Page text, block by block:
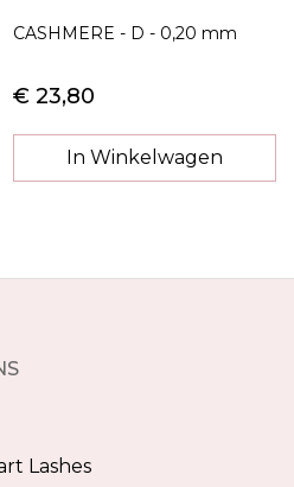
CASHMERE - D - 0,20 mm
€ 23,80
In Winkelwagen
Lashes